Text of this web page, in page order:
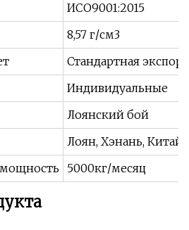
ИСО9001:2015
8,57 г/см3
Стандартная
Индивидуальные
Лоянский бой
Лоян, Хэнань, Китай
5000кг/месяц